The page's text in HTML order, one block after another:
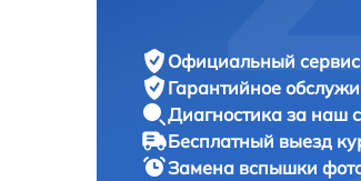
Официальный сервис
Гарантийное
Диагностика за наш
Бесплатный выезд
Замена вспышки